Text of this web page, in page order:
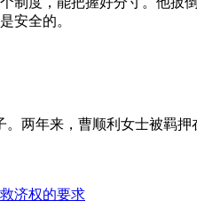
安全的。
两年来，曹顺利女士被羁
济权的要求